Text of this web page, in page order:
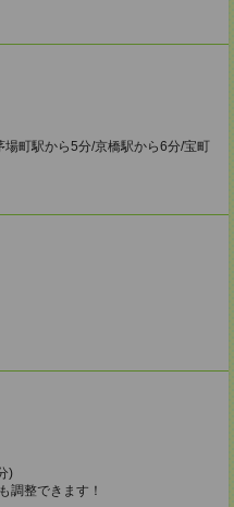
町駅から5分/京橋駅から6分/宝町
)
調整できます！